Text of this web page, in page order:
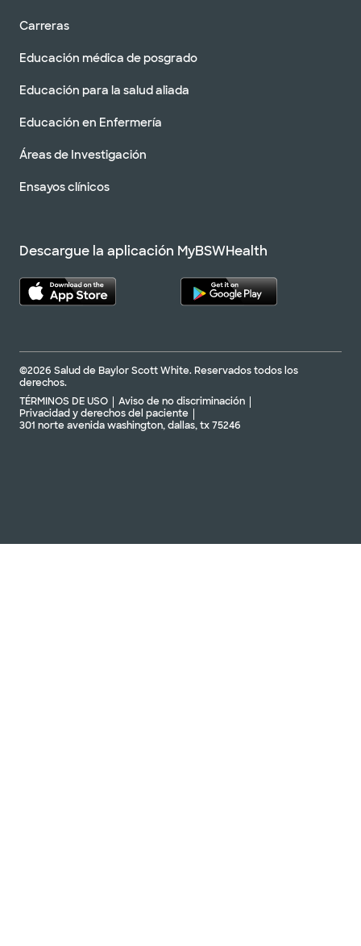
Carreras
Educación médica de posgrado
Educación para la salud aliada
Educación en Enfermería
Áreas de Investigación
Ensayos clínicos
Descargue la aplicación MyBSWHealth
©2026 Salud de Baylor Scott White. Reservados todos los
derechos.
TÉRMINOS DE USO
Aviso de no discriminación
Privacidad y derechos del paciente
301 norte avenida washington, dallas, tx 75246